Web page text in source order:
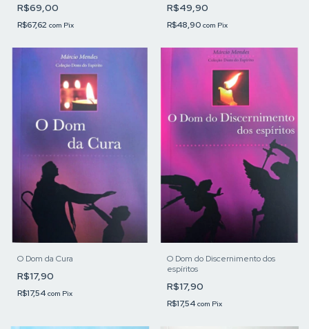
R$69,00
R$67,62 com Pix
R$49,90
R$48,90 com Pix
O Dom da Cura
R$17,90
R$17,54 com Pix
O Dom do Discernimento dos
espíritos
R$17,90
R$17,54 com Pix